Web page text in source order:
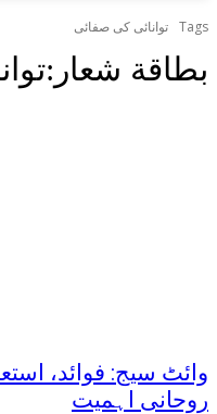
Tags توانائی کی صفائی
بطاقة شعار:
وائٹ سیج: فوائد،
روحانی اہمیت